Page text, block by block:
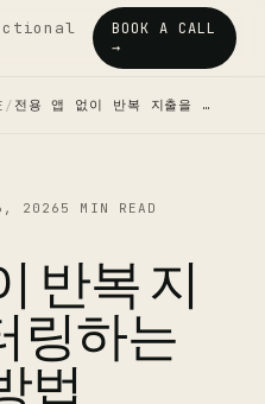
BOOK A CALL
→
/ 전용 앱 없이 반복 지출을 …
2026 5 MIN READ
반복 지
링하는
법